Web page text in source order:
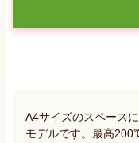
A4サイズのスペース
モデルです。最高